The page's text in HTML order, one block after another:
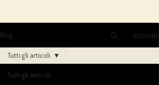
Blog Iscriviti
Tutti gli articoli
Tutti gli articoli